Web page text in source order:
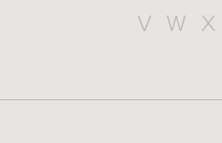
V
W X